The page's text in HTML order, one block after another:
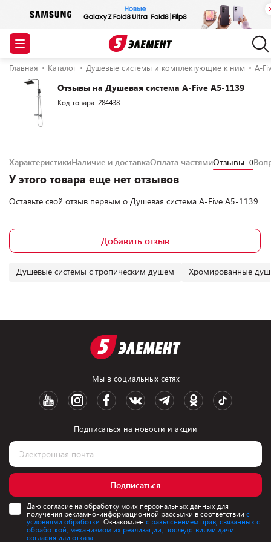
Главная Каталог Душевые системы и комплектующие к ним A-
Отзывы на Душевая система A-Five A5-1139
Код товара: 284438
ХарактеристикиНаличие и доставкаОплата частямиОтзывы 0
У этого товара еще нет отзывов
Оставьте свой отзыв первым о Душевая система A-Five A5-1139
Добавить отзыв
Душевые системы с тропическим душем Хромированные
Мы в социальных сетях
Подписаться на новости и акции
Подписаться
Даю согласие на обработку моих персональных данных для
получения рекламно-информационной рассылки в соответствии с
условиями обработки. Ознакомлен с разъяснением прав, связанных с
обработкой, механизмом их реализации, последствиями дачи
согласия или отказа.